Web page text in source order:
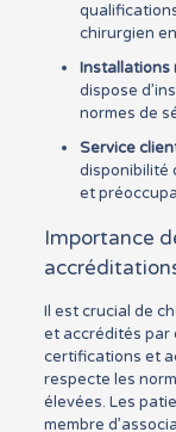
chirurgien
Installations
dispose
normes de
Service
disponibilité
et
Importance
Il est crucial de
et accrédités par
certifications et
respecte les
élevées. Les
membre